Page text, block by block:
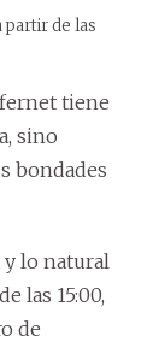
partir de las
tiene
sino
bondades
y lo natural
las 15:00,
de